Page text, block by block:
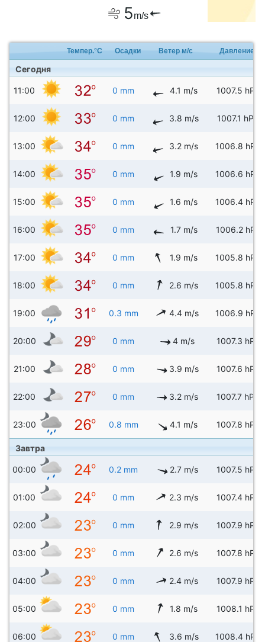
5m/s
Темпер.°C Осадки Ветер м/с Давление
Сегодня
11:00 0 mm 4.1 m/s 1007.5 hPa
12:00 0 mm 3.8 m/s 1007.1 hPa
13:00 0 mm 3.2 m/s 1006.8 hPa
14:00 0 mm 1.9 m/s 1006.6 hPa
15:00 0 mm 1.6 m/s 1006.4 hPa
16:00 0 mm 1.7 m/s 1006.2 hPa
17:00 0 mm 1.9 m/s 1005.8 hPa
18:00 0 mm 2.6 m/s 1005.8 hPa
19:00 0.3 mm 4.4 m/s 1006.9 hPa
20:00 0 mm 4 m/s 1007.3 hPa
21:00 0 mm 3.9 m/s 1007.6 hPa
22:00 0 mm 3.2 m/s 1007.7 hPa
23:00 0.8 mm 4.1 m/s 1007.8 hPa
Завтра
00:00 0.2 mm 2.7 m/s 1007.5 hPa
01:00 0 mm 2.3 m/s 1007.4 hPa
02:00 0 mm 2.9 m/s 1007.9 hPa
03:00 0 mm 2.6 m/s 1007.8 hPa
04:00 0 mm 2.4 m/s 1007.9 hPa
05:00 0 mm 1.8 m/s 1008.1 hPa
06:00 0 mm 3.6 m/s 1008.4 hPa